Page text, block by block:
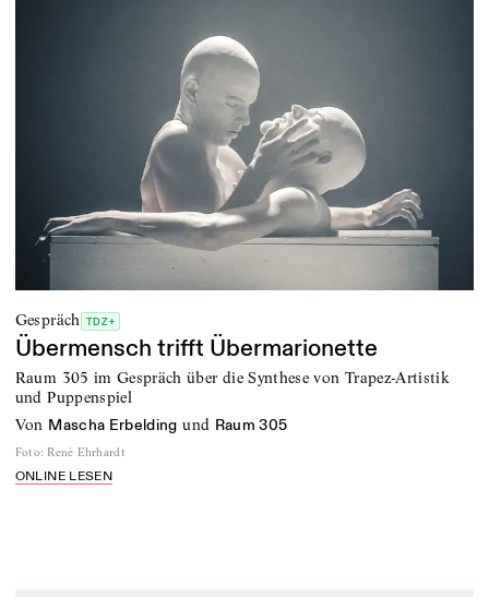
Gespräch TDZ+
Übermensch trifft Übermarionette
Raum 305 im Gespräch über die Synthese von Trapez-Artistik
und Puppenspiel
von Mascha Erbelding und Raum 305
Foto: René Ehrhardt
ONLINE LESEN